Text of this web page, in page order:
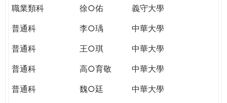
職業類科
徐○佑
義守大學
普通科
李○瑀
中華大學
普通科
王○琪
中華大學
普通科
高○育敬
中華大學
普通科
魏○廷
中華大學